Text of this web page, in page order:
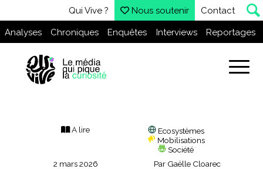
Qui Vive ? Nous soutenir Contact
Analyses Chroniques Enquêtes Interviews Reportages
À lire
Ecosystèmes
Mobilisations
Société
2 mars 2026
Par Gaëlle Cloarec